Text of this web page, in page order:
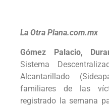
La Otra Plana.com.mx
Gómez Palacio,
Sistema
Alcantarillado
familiares de las
registrado la semana